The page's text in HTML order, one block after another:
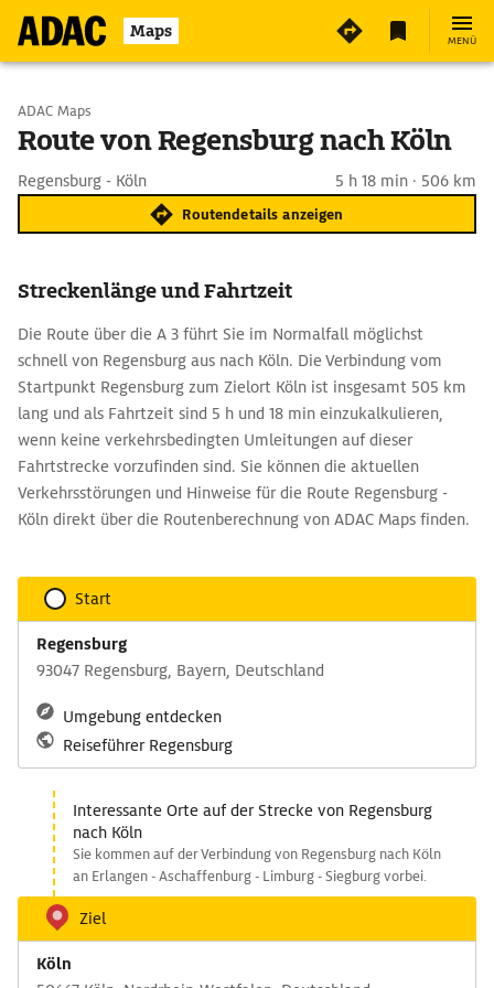
Maps MENÜ
Start wählen
ADAC Maps
Route von Regensburg nach Köln
Regensburg - Köln 5 h 18 min · 506 km
Routendetails anzeigen
Streckenlänge und Fahrtzeit
Die Route über die A 3 führt Sie im Normalfall möglichst
schnell von Regensburg aus nach Köln. Die Verbindung vom
Startpunkt Regensburg zum Zielort Köln ist insgesamt 505 km
lang und als Fahrtzeit sind 5 h und 18 min einzukalkulieren,
wenn keine verkehrsbedingten Umleitungen auf dieser
Fahrtstrecke vorzufinden sind. Sie können die aktuellen
Verkehrsstörungen und Hinweise für die Route Regensburg -
Köln direkt über die Routenberechnung von ADAC Maps finden.
Start
Regensburg
93047 Regensburg, Bayern, Deutschland
Umgebung entdecken
Reiseführer Regensburg
Interessante Orte auf der Strecke von Regensburg
nach Köln
Sie kommen auf der Verbindung von Regensburg nach Köln
an Erlangen - Aschaffenburg - Limburg - Siegburg vorbei.
Ziel
Köln